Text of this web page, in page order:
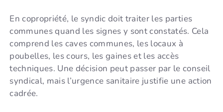
En copropriété, le syndic doit traiter les parties
communes quand les signes y sont constatés. Cela
comprend les caves communes, les locaux à
poubelles, les cours, les gaines et les accès
techniques. Une décision peut passer par le conseil
syndical, mais l’urgence sanitaire justifie une action
cadrée.